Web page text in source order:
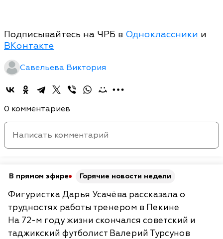
Подписывайтесь на ЧРБ в Одноклассники и
ВКонтакте
Савельева Виктория
0 комментариев
В прямом эфире Горячие новости недели
Фигуристка Дарья Усачёва рассказала о
трудностях работы тренером в Пекине
На 72-м году жизни скончался советский и
таджикский футболист Валерий Турсунов